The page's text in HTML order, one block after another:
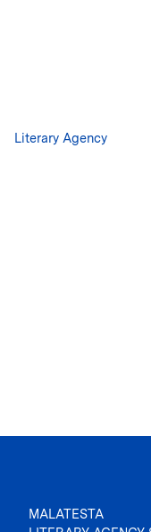
Literary Agency
MALATESTA